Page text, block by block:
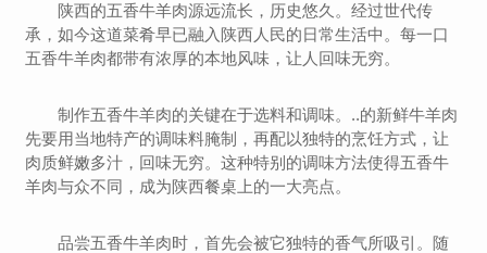
陕西的五香牛羊肉源远流长，历史悠久。经过世代传
承，如今这道菜肴早已融入陕西人民的日常生活中。每一口
五香牛羊肉都带有浓厚的本地风味，让人回味无穷。
制作五香牛羊肉的关键在于选料和调味。..的新鲜牛羊肉
先要用当地特产的调味料腌制，再配以独特的烹饪方式，让
肉质鲜嫩多汁，回味无穷。这种特别的调味方法使得五香牛
羊肉与众不同，成为陕西餐桌上的一大亮点。
品尝五香牛羊肉时，首先会被它独特的香气所吸引。随